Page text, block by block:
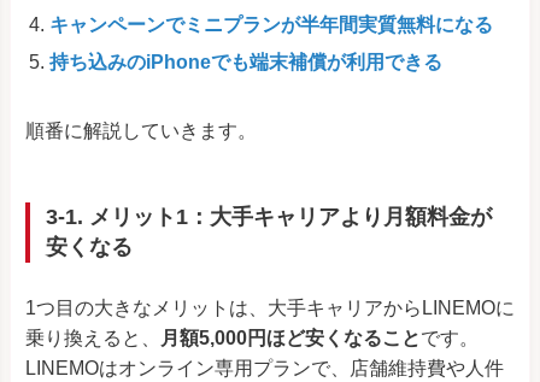
キャンペーンでミニプランが半年間実質無料になる
持ち込みのiPhoneでも端末補償が利用できる
順番に解説していきます。
3-1. メリット1：大手キャリアより月額料金が
安くなる
1つ目の大きなメリットは、大手キャリアからLINEMOに
乗り換えると、
月額5,000円ほど安くなることです。
LINEMOはオンライン専用プランで、店舗維持費や人件